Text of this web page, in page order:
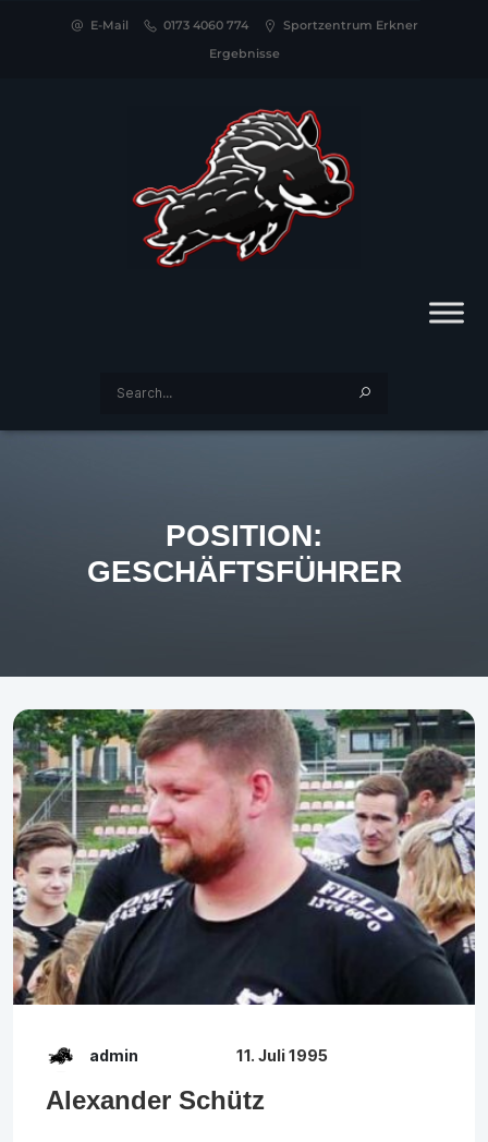
E-Mail 0173 4060 774
Sportzentrum Erkner
Ergebnisse
POSITION:
GESCHÄFTSFÜHRER
admin 11. Juli 1995
Alexander Schütz